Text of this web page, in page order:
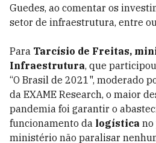
Guedes, ao comentar os
setor de infraestrutura, entre
Para Tarcísio de Freitas,
Infraestrutura, que
“O Brasil de 2021", moderado
da EXAME Research, o maior
pandemia foi garantir o
funcionamento da logística no
ministério não paralisar